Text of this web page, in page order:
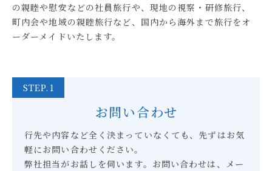
の親睦や慰安などの社員旅行や、 現地の視察・研修旅行、
町内会や地域の親睦旅行など、国内から海外まで旅行をオ
ーダーメイドいたします。
STEP.1
お問い合わせ
行先や内容など全く決まっていなくても、先ずはお気
軽にお問い合わせください。
弊社担当がお話しを伺います。お問い合わせは、メー